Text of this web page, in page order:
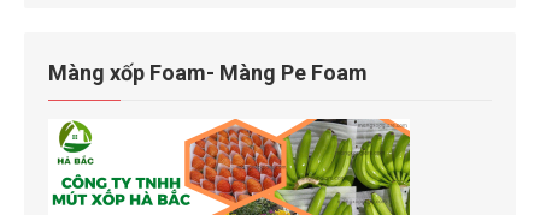
Màng xốp Foam- Màng Pe Foam